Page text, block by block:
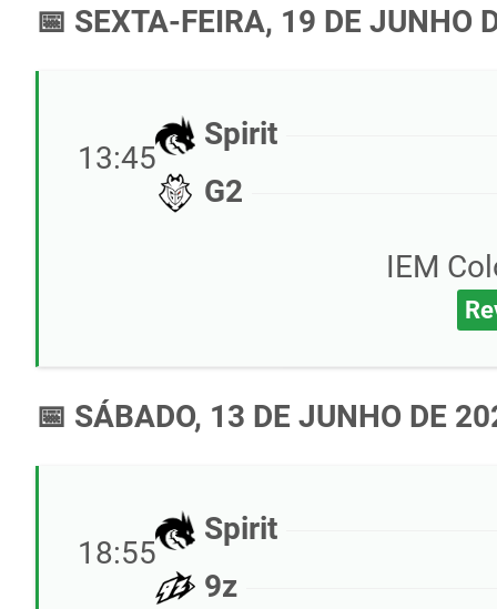
📅 SEXTA-FEIRA, 19 DE JUNHO
13:45
Spirit
G2
IEM
📅 SÁBADO, 13 DE JUNHO DE
18:55
Spirit
9z